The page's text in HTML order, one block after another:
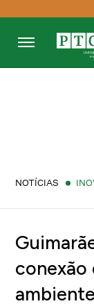
NOTÍCIAS
conexão